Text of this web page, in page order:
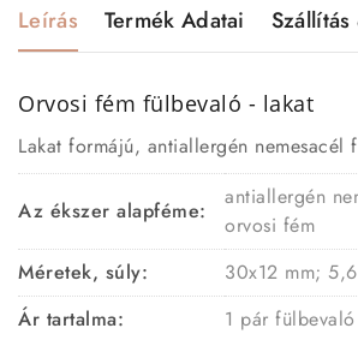
Leírás Termék Adatai
Orvosi fém fülbevaló - lakat
Lakat formájú, antiallergén nemesacél
Az ékszer alapféme:
antiallergén
orvosi fém
Méretek, súly:
30x12 mm;
Ár tartalma:
1 pár fülbevaló